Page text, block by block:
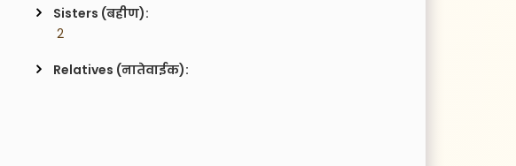
Sisters (बहीण):
2
Relatives (नातेवाईक):